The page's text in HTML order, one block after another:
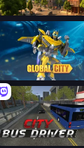
Steam City
Global City
City Bus Driver